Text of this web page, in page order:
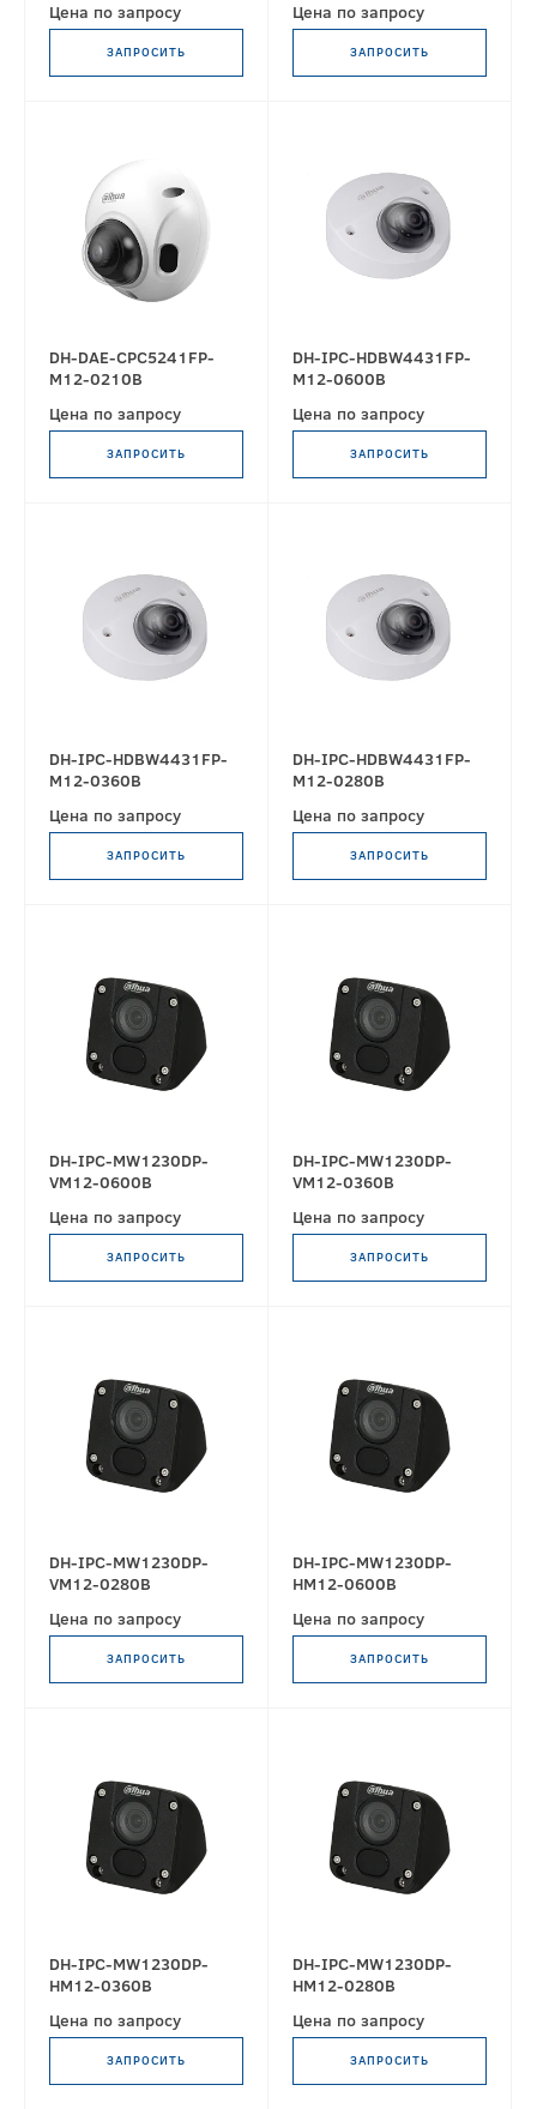
Цена по запросу
ЗАПРОСИТЬ
Цена по запросу
ЗАПРОСИТЬ
DH-DAE-CPC5241FP-
M12-0210B
Цена по запросу
ЗАПРОСИТЬ
DH-IPC-HDBW4431FP-
M12-0600B
Цена по запросу
ЗАПРОСИТЬ
DH-IPC-HDBW4431FP-
M12-0360B
Цена по запросу
ЗАПРОСИТЬ
DH-IPC-HDBW4431FP-
M12-0280B
Цена по запросу
ЗАПРОСИТЬ
DH-IPC-MW1230DP-
VM12-0600B
Цена по запросу
ЗАПРОСИТЬ
DH-IPC-MW1230DP-
VM12-0360B
Цена по запросу
ЗАПРОСИТЬ
DH-IPC-MW1230DP-
VM12-0280B
Цена по запросу
ЗАПРОСИТЬ
DH-IPC-MW1230DP-
HM12-0600B
Цена по запросу
ЗАПРОСИТЬ
DH-IPC-MW1230DP-
HM12-0360B
Цена по запросу
ЗАПРОСИТЬ
DH-IPC-MW1230DP-
HM12-0280B
Цена по запросу
ЗАПРОСИТЬ